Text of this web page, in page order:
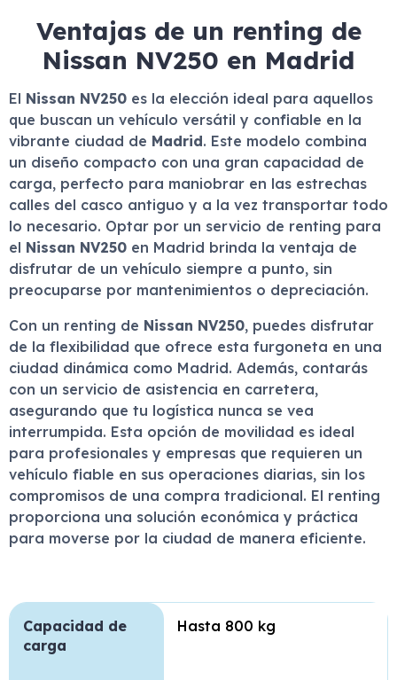
Ventajas de un renting de
Nissan NV250 en Madrid
El Nissan NV250 es la elección ideal para aquellos
que buscan un vehículo versátil y confiable en la
vibrante ciudad de Madrid. Este modelo combina
un diseño compacto con una gran capacidad de
carga, perfecto para maniobrar en las estrechas
calles del casco antiguo y a la vez transportar todo
lo necesario. Optar por un servicio de renting para
el Nissan NV250 en Madrid brinda la ventaja de
disfrutar de un vehículo siempre a punto, sin
preocuparse por mantenimientos o depreciación.
Con un renting de Nissan NV250, puedes disfrutar
de la flexibilidad que ofrece esta furgoneta en una
ciudad dinámica como Madrid. Además, contarás
con un servicio de asistencia en carretera,
asegurando que tu logística nunca se vea
interrumpida. Esta opción de movilidad es ideal
para profesionales y empresas que requieren un
vehículo fiable en sus operaciones diarias, sin los
compromisos de una compra tradicional. El renting
proporciona una solución económica y práctica
para moverse por la ciudad de manera eficiente.
Capacidad de
carga
Hasta 800 kg